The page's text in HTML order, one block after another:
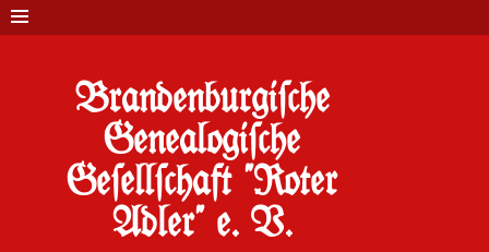
Brandenburgi#che
Genealogi#che
Ge#ell#chaft "Roter
Adler" e. V.